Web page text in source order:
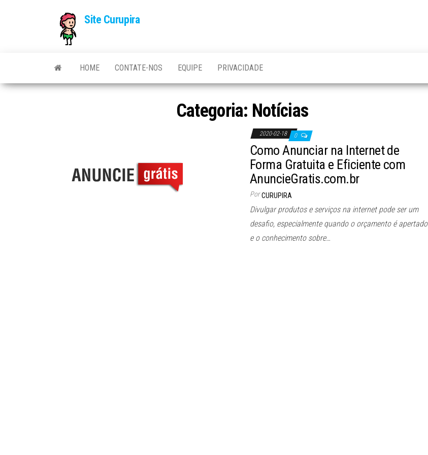
Site Curupira
HOME CONTATE-NOS EQUIPE PRIVACIDADE
Categoria: Notícias
2020-02-18 0
Como Anunciar na Internet de
Forma Gratuita e Eficiente com
AnuncieGratis.com.br
Por CURUPIRA
Divulgar produtos e serviços na internet pode ser um
desafio, especialmente quando o orçamento é apertado
e o conhecimento sobre…